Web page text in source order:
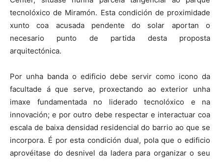
tecnolóxico de Miramón. Esta condición de proximidade
xunto coa acusada pendente do solar aportan o
necesario punto de partida desta proposta
arquitectónica.
Por unha banda o edificio debe servir como icono da
facultade á que serve, proxectando ao exterior unha
imaxe fundamentada no liderado tecnolóxico e na
innovación; e por outro debe respectar e interactuar coa
escala de baixa densidad residencial do barrio ao que se
incorpora. É por esta condición dual, pola que o edificio
aprovéitase do desnivel da ladera para organizar o seu